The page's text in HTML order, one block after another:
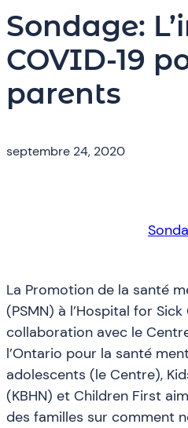
Sondage:
COVID-19
parents
septembre 24, 2020
La Promotion de la santé
(PSMN) à l’Hospital for
collaboration avec le
l’Ontario pour la santé
adolescents (le Centre),
(KBHN) et Children First
des familles sur comment